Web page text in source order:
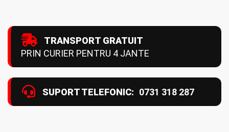
TRANSPORT GRATUIT
PRIN CURIER PENTRU 4 JANTE
SUPORT TELEFONIC: 0731 318 287